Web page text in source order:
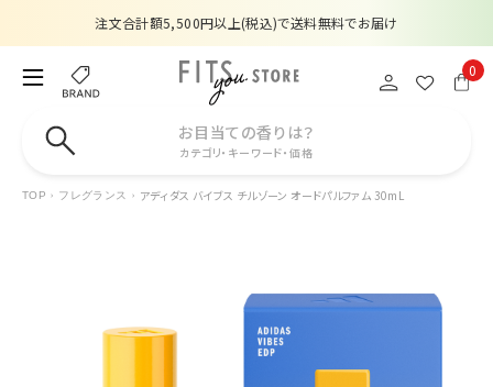
注文合計額5,500円以上(税込)で送料無料でお届け
夏季休業のお知らせ
【数量限定】購入金額6,000円(税込)以上で香水サンプルプレゼント
注文合計額5,500円以上(税込)で送料無料でお届け
0
お目当ての香りは？
カテゴリ・キーワード・価格
TOP フレグランス アディダス バイブス チルゾーン オードパルファム 30mL